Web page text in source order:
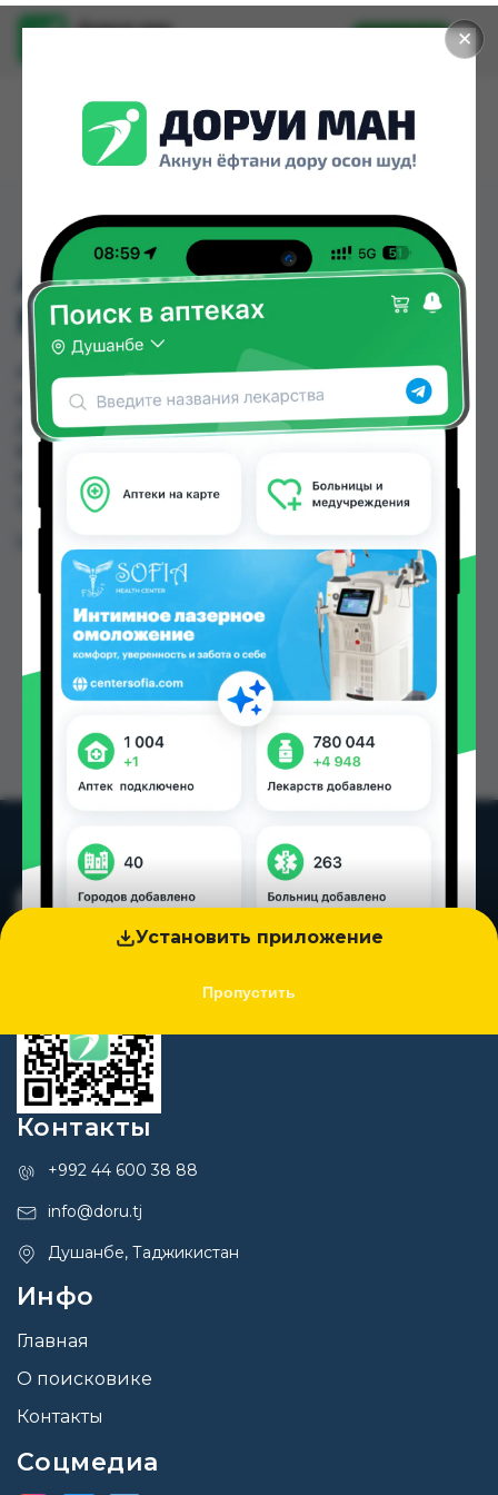
✕
Установить приложение
Пропустить
Доруи ман
Установить
АНАЛЬГИН АМП РОС
№10
АНАЛЬГИН АМП РОС №10 можно купить или
заказать в аптеках, Саховати Истаравшан, GS
Дорухона, Абубакри Карим, Авиценна, АЗИЗ
9.60 TJS в Душанбе и других городах
Таджикистана
Контакты
+992 44 600 38 88
info@doru.tj
Душанбе, Таджикистан
Инфо
Главная
О поисковике
Контакты
Соцмедиа